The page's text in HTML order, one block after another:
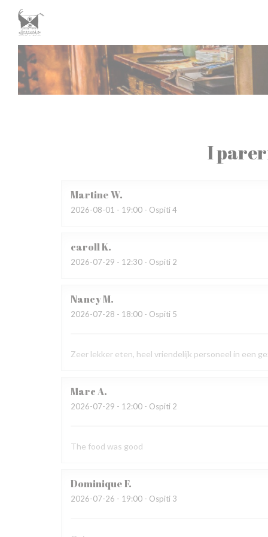
Personalizzazione delle tue scelte sui cookie
I
MartineW
2026-08-01 - 19:00 - Ospiti 4
carollK
2026-07-29 - 12:30 - Ospiti 2
NancyM
2026-07-28 - 18:00 - Ospiti 5
Zeer lekker eten, heel vriendelijk personeel in een
MarcA
2026-07-29 - 12:00 - Ospiti 2
The food was good
DominiqueF
2026-07-26 - 19:00 - Ospiti 3